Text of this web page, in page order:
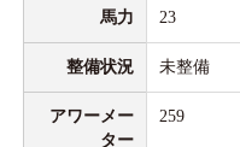
馬力 23
整備状況 未整備
アワーメー
ター
259